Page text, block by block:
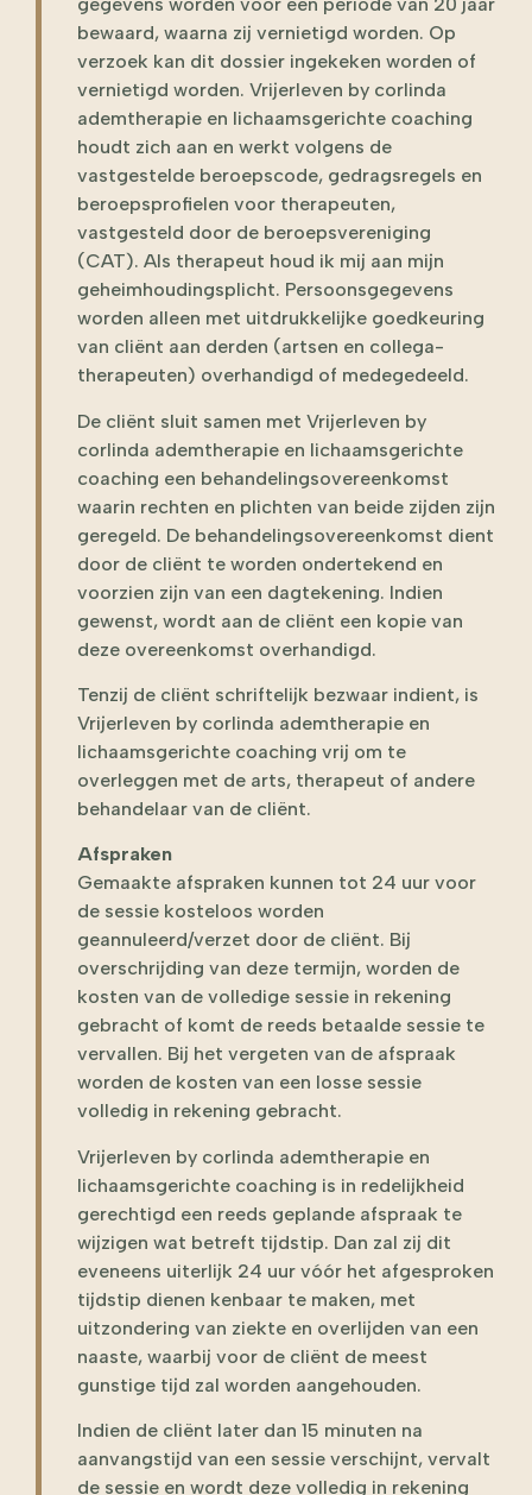
bewaard, waarna zij vernietigd worden. Op
verzoek kan dit dossier ingekeken worden of
vernietigd worden. Vrijerleven by corlinda
ademtherapie en lichaamsgerichte coaching
houdt zich aan en werkt volgens de
vastgestelde beroepscode, gedragsregels en
beroepsprofielen voor therapeuten,
vastgesteld door de beroepsvereniging
(CAT). Als therapeut houd ik mij aan mijn
geheimhoudingsplicht. Persoonsgegevens
worden alleen met uitdrukkelijke goedkeuring
van cliënt aan derden (artsen en collega-
therapeuten) overhandigd of medegedeeld.
De cliënt sluit samen met Vrijerleven by
corlinda ademtherapie en lichaamsgerichte
coaching een behandelingsovereenkomst
waarin rechten en plichten van beide zijden zijn
geregeld. De behandelingsovereenkomst dient
door de cliënt te worden ondertekend en
voorzien zijn van een dagtekening. Indien
gewenst, wordt aan de cliënt een kopie van
deze overeenkomst overhandigd.
Tenzij de cliënt schriftelijk bezwaar indient, is
Vrijerleven by corlinda ademtherapie en
lichaamsgerichte coaching vrij om te
overleggen met de arts, therapeut of andere
behandelaar van de cliënt.
Afspraken
Gemaakte afspraken kunnen tot 24 uur voor
de sessie kosteloos worden
geannuleerd/verzet door de cliënt. Bij
overschrijding van deze termijn, worden de
kosten van de volledige sessie in rekening
gebracht of komt de reeds betaalde sessie te
vervallen. Bij het vergeten van de afspraak
worden de kosten van een losse sessie
volledig in rekening gebracht.
Vrijerleven by corlinda ademtherapie en
lichaamsgerichte coaching is in redelijkheid
gerechtigd een reeds geplande afspraak te
wijzigen wat betreft tijdstip. Dan zal zij dit
eveneens uiterlijk 24 uur vóór het afgesproken
tijdstip dienen kenbaar te maken, met
uitzondering van ziekte en overlijden van een
naaste, waarbij voor de cliënt de meest
gunstige tijd zal worden aangehouden.
Indien de cliënt later dan 15 minuten na
aanvangstijd van een sessie verschijnt, vervalt
de sessie en wordt deze volledig in rekening